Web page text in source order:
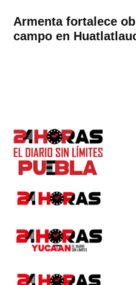
Armenta fortalece
campo en